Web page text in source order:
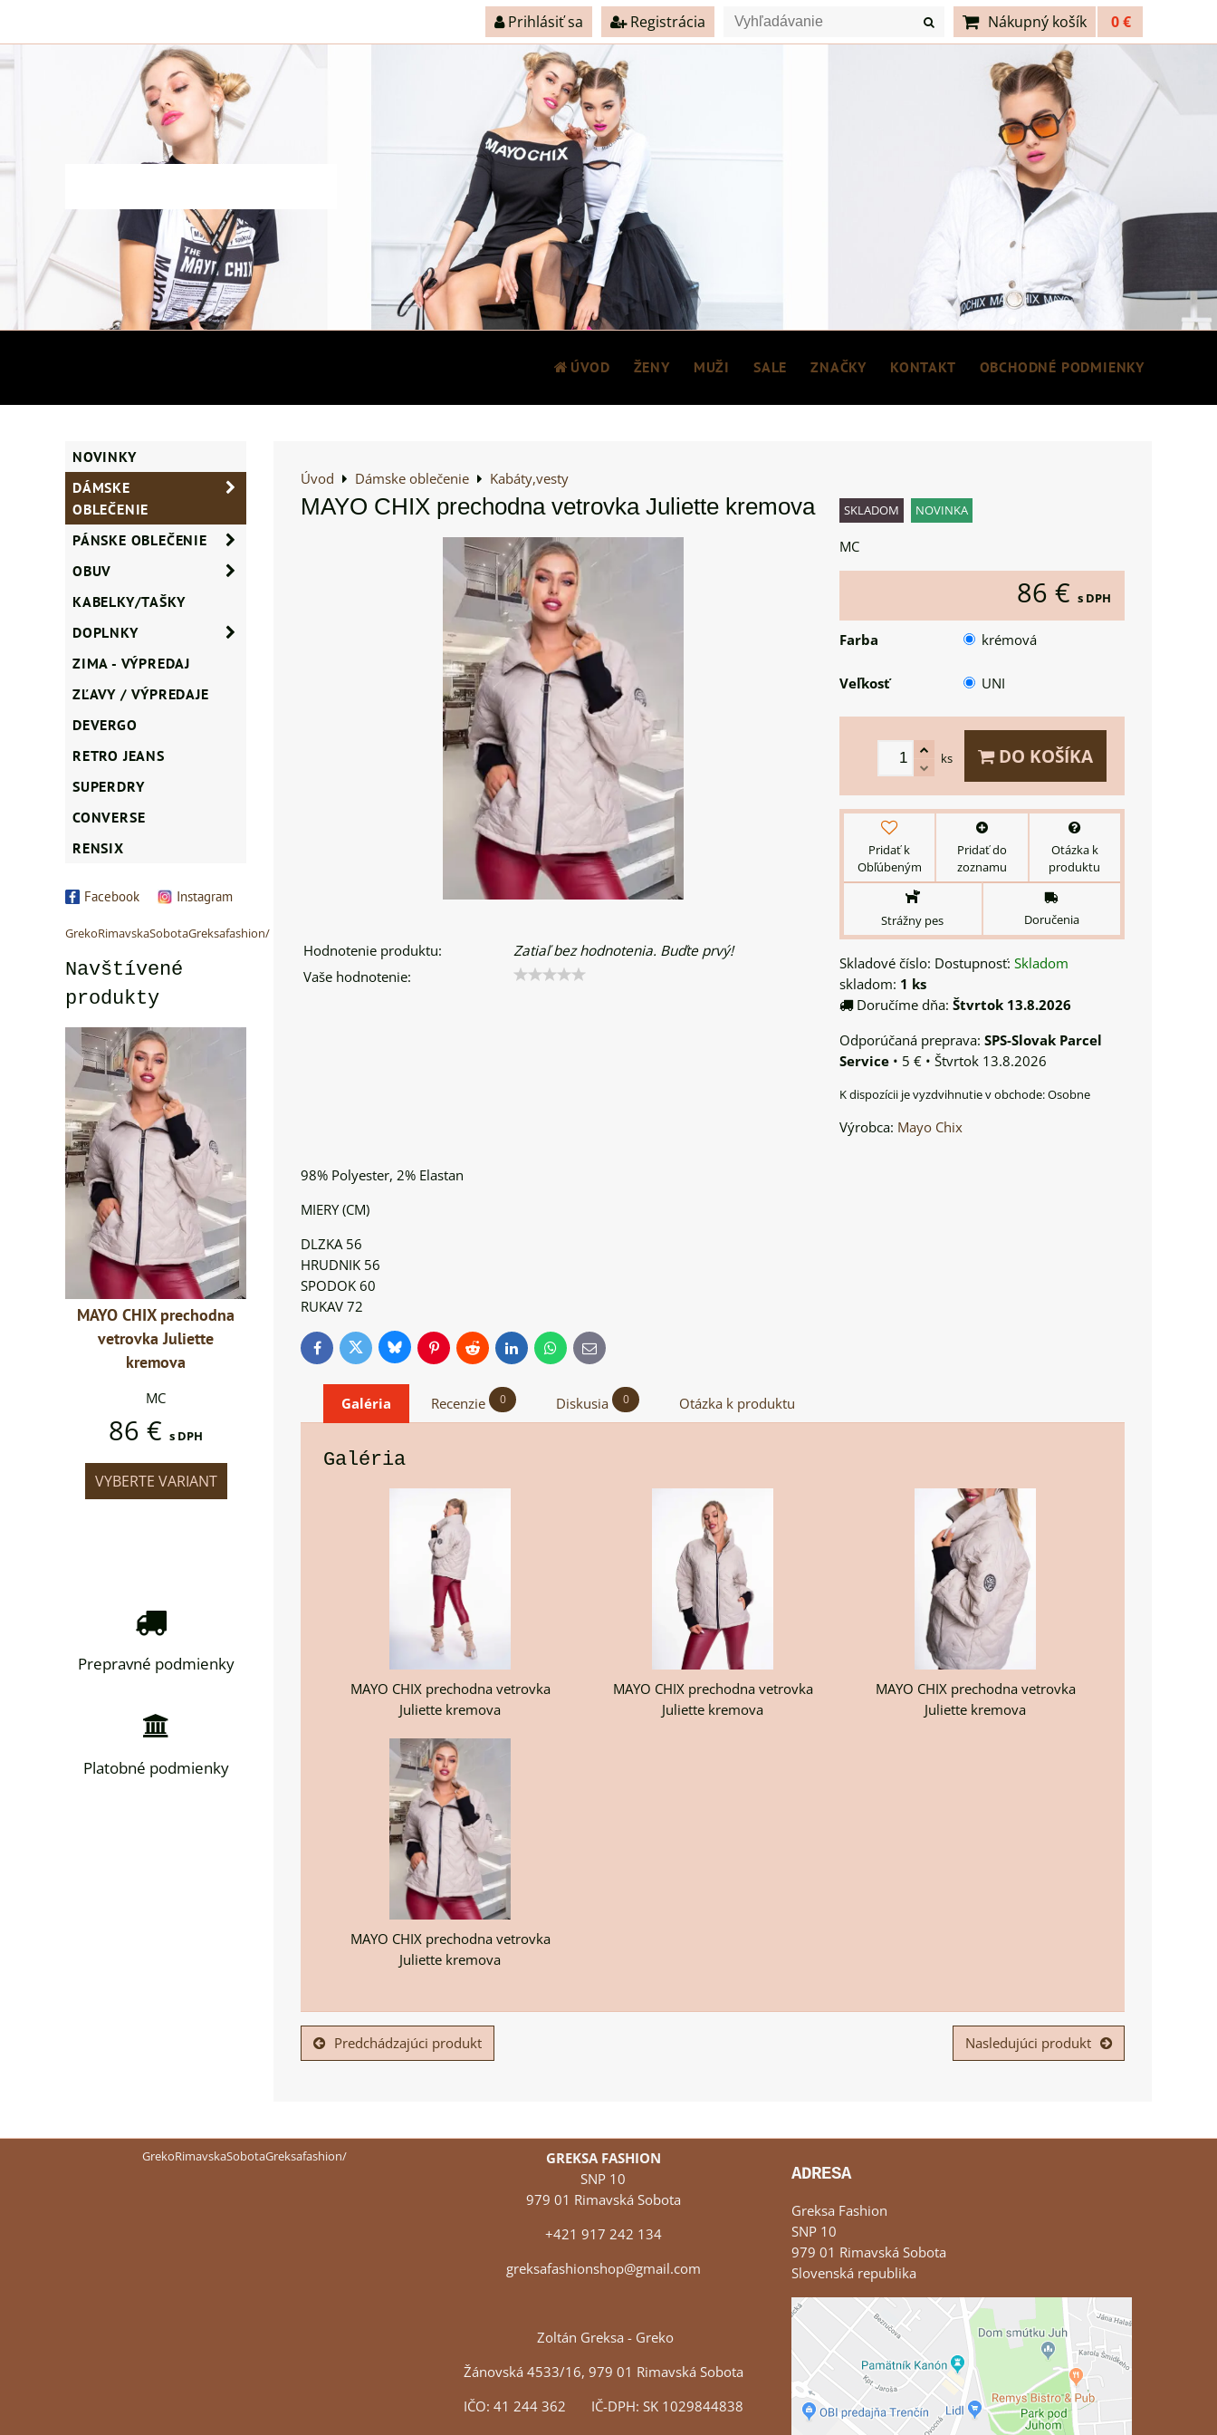
Prihlásiť sa Registrácia Nákupný košík 0 €
ÚVOD ŽENY MUŽI SALE ZNAČKY KONTAKT OBCHODNÉ PODMIENKY
Úvod Dámske oblečenie Kabáty,vesty
MAYO CHIX prechodna vetrovka Juliette kremova
Hodnotenie produktu:
Zatiaľ bez hodnotenia. Buďte prvý!
Vaše hodnotenie:
SKLADOM NOVINKA
MC
86 € s DPH
Farba krémová
Veľkosť UNI
ks DO KOŠÍKA
Pridať k
Obľúbeným
Pridať do
zoznamu
Otázka k
produktu
Strážny pes Doručenia
Skladové číslo: Dostupnosť: Skladom
skladom: 1 ks
Doručíme dňa: Štvrtok 13.8.2026
SPS-Slovak Parcel
Service • 5 € • Štvrtok 13.8.2026
Osobne
Výrobca: Mayo Chix
98% Polyester, 2% Elastan
MIERY (CM)
DLZKA 56
HRUDNIK 56
SPODOK 60
RUKAV 72
FacebookTwitterBlueskyPinterestReddit LinkedInWhatsApp
E-
mail
Galéria Recenzie 0 Diskusia 0 Otázka k produktu
Galéria
MAYO CHIX prechodna vetrovka
Juliette kremova
MAYO CHIX prechodna vetrovka
Juliette kremova
MAYO CHIX prechodna vetrovka
Juliette kremova
MAYO CHIX prechodna vetrovka
Juliette kremova
Predchádzajúci produkt Nasledujúci produkt
NOVINKY
DÁMSKE
OBLEČENIE
PÁNSKE OBLEČENIE
OBUV
KABELKY/TAŠKY
DOPLNKY
ZIMA - VÝPREDAJ
ZĽAVY / VÝPREDAJE
DEVERGO
RETRO JEANS
SUPERDRY
CONVERSE
RENSIX
Facebook Instagram
GrekoRimavskaSobotaGreksafashion/
Navštívené
produkty
MAYO CHIX prechodna
vetrovka Juliette
kremova
MC
86 € s DPH
VYBERTE VARIANT
MAYO CHIX prechodna
vetrovka Juliette
kremova
MC
86 €
Prepravné podmienky
Platobné podmienky
GrekoRimavskaSobotaGreksafashion/
GREKSA FASHION
SNP 10
979 01 Rimavská Sobota
+421 917 242 134
greksafashionshop@gmail.com
Zoltán Greksa - Greko
Žánovská 4533/16, 979 01 Rimavská Sobota
IČO: 41 244 362 IČ-DPH: SK 1029844838
ADRESA
Greksa Fashion
SNP 10
979 01 Rimavská Sobota
Slovenská republika
Externý obsah je blokovaný Voľbami
súkromia
Prajete si načítať externý obsah?